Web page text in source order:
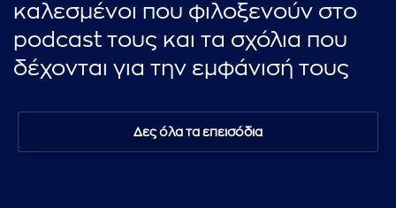
καλεσμένοι που φιλοξενούν στο
podcast τους και τα σχόλια που
δέχονται για την εμφάνισή τους
Δες όλα τα επεισόδια